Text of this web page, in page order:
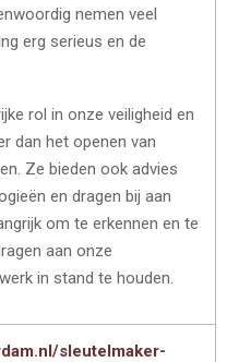
nemen veel
erg serieus en de
rol in onze veiligheid en
dan het openen van
Ze bieden ook advies
en dragen bij aan
om te erkennen en te
aan onze
in stand te houden.
sleutelmaker-